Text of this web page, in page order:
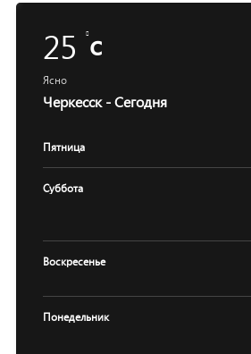
25 c
Ясно
Черкесск - Сегодня
Пятница
Суббота
Воскресенье
Понедельник